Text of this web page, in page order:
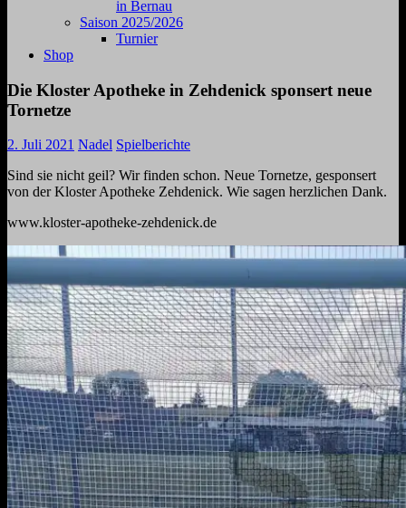
in Bernau
Saison 2025/2026
Turnier
Shop
Die Kloster Apotheke in Zehdenick sponsert neue
Tornetze
2. Juli 2021 Nadel Spielberichte
Sind sie nicht geil? Wir finden schon. Neue Tornetze, gesponsert
von der Kloster Apotheke Zehdenick. Wie sagen herzlichen Dank.
www.kloster-apotheke-zehdenick.de